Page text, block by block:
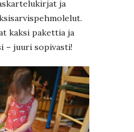
ja
kaksi pakettia ja
– juuri sopivasti!